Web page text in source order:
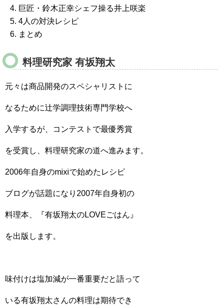
巨匠・鈴木正幸シェフ操る井上咲楽
4人の対決レシピ
まとめ
料理研究家 有坂翔太
元々は商品開発のスペシャリストに
なるために辻学調理技術専門学校へ
入学するが、コンテストで最優秀賞
を受賞し、料理研究家の道へ進みます。
2006年自身のmixiで始めたレシピ
ブログが話題になり2007年自身初の
料理本、『有坂翔太のLOVEごはん』
を出版します。
味付けは塩加減が一番重要だと語って
いる有坂翔太さんの料理は期待でき